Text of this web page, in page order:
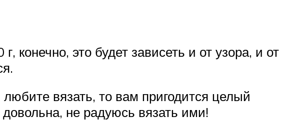
конечно, это будет зависеть и от узора, и от
вязать, то вам пригодится целый
не радуюсь вязать ими!